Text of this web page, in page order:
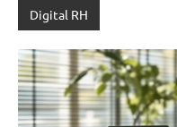
Digital RH